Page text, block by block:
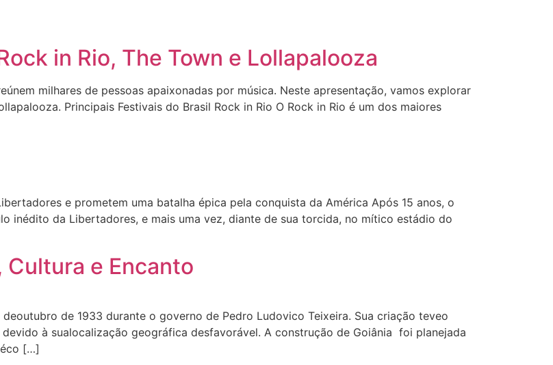
in Rio, The Town e Lollapalooza
milhares de pessoas apaixonadas por música. Neste apresentação, vamos explorar
Principais Festivais do Brasil Rock in Rio O Rock in Rio é um dos maiores
e prometem uma batalha épica pela conquista da América Após 15 anos, o
inédito da Libertadores, e mais uma vez, diante de sua torcida, no mítico estádio do
Cultura e Encanto
de 1933 durante o governo de Pedro Ludovico Teixeira. Sua criação teveo
à sualocalização geográfica desfavorável. A construção de Goiânia foi planejada
[…]